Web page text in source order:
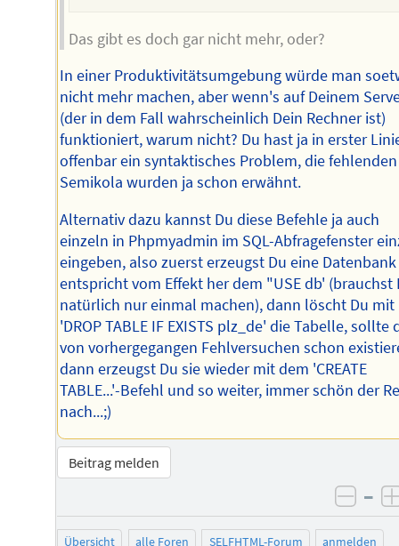
Das gibt es doch gar nicht mehr, oder?
In einer Produktivitätsumgebung würde man
nicht mehr machen, aber wenn's auf Deinem
(der in dem Fall wahrscheinlich Dein Rechner ist)
funktioniert, warum nicht? Du hast ja in erster
offenbar ein syntaktisches Problem, die fehlenden
Semikola wurden ja schon erwähnt.
Alternativ dazu kannst Du diese Befehle ja auch
einzeln in Phpmyadmin im SQL-Abfragefenster
eingeben, also zuerst erzeugst Du eine
entspricht vom Effekt her dem "USE db' (brauchst
natürlich nur einmal machen), dann löscht Du mit
'DROP TABLE IF EXISTS plz_de' die Tabelle, sollte
von vorhergegangen Fehlversuchen schon
dann erzeugst Du sie wieder mit dem 'CREATE
TABLE...'-Befehl und so weiter, immer schön der
nach...;)
Beitrag melden
–
Übersicht alle Foren SELFHTML-Forum
anmelden